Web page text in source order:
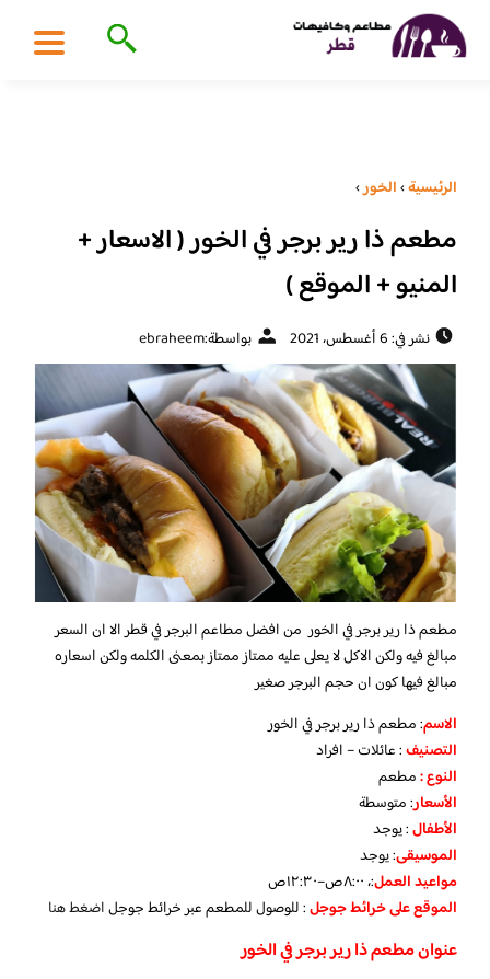
الرئيسية›الخور›
مطعم ذا رير برجر في الخور ( الاسعار +
المنيو + الموقع )
نشر في: 6 أغسطس، 2021 بواسطة:ebraheem
مطعم ذا رير برجر في الخور من افضل مطاعم البرجر في قطر الا ان السعر
مبالغ فيه ولكن الاكل لا يعلى عليه ممتاز ممتاز بمعنى الكلمه ولكن اسعاره
مبالغ فيها كون ان حجم البرجر صغير
الاسم: مطعم ذا رير برجر في الخور
التصنيف: عائلات – افراد
النوع :مطعم
الأسعار:متوسطة
الأطفال:يوجد
الموسيقى:يوجد
مواعيد العمل:، ٨:٠٠ص–١٢:٣٠ص
الموقع على خرائط جوجل: للوصول للمطعم عبر خرائط جوجلاضغط هنا
عنوان مطعم ذا رير برجر في الخور